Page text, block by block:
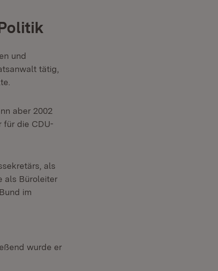
und
tätig,
aber 2002
für die CDU-
als
als Büroleiter
im
wurde er